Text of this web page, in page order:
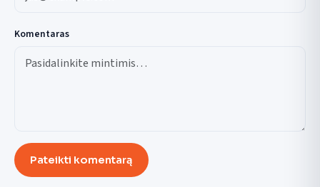
Komentaras
Pateikti komentarą